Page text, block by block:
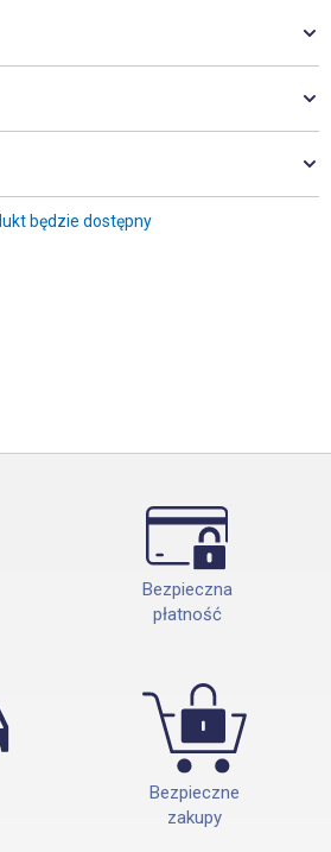
będzie dostępny
Bezpieczna
płatność
Bezpieczne
zakupy